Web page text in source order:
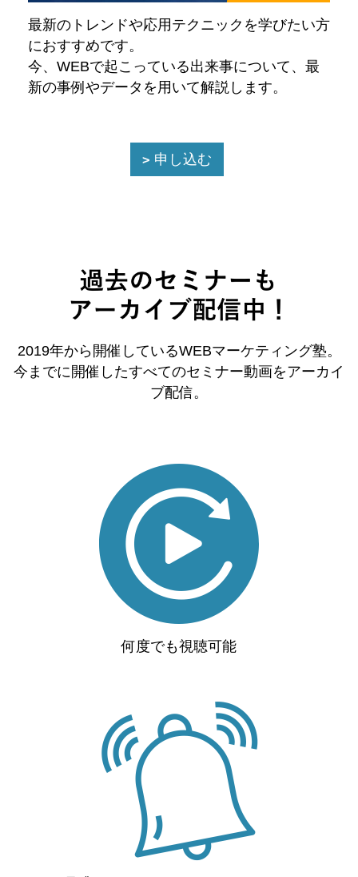
最新のトレンドや応用テクニックを学びたい方
におすすめです。
今、WEBで起こっている出来事について、最
新の事例やデータを用いて解説します。
申し込む
2019年から開催しているWEBマーケティング塾。
今までに開催したすべてのセミナー動画をアーカイ
ブ配信。
何度でも視聴可能